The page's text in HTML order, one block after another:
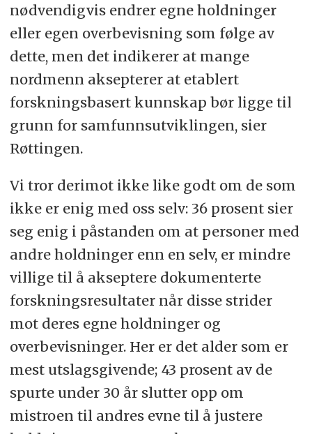
nødvendigvis endrer egne holdninger
eller egen overbevisning som følge av
dette, men det indikerer at mange
nordmenn aksepterer at etablert
forskningsbasert kunnskap bør ligge til
grunn for samfunnsutviklingen, sier
Røttingen.
Vi tror derimot ikke like godt om de som
ikke er enig med oss selv: 36 prosent sier
seg enig i påstanden om at personer med
andre holdninger enn en selv, er mindre
villige til å akseptere dokumenterte
forskningsresultater når disse strider
mot deres egne holdninger og
overbevisninger. Her er det alder som er
mest utslagsgivende; 43 prosent av de
spurte under 30 år slutter opp om
mistroen til andres evne til å justere